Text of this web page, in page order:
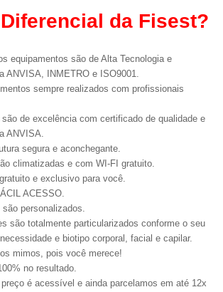
da Fisest?
equipamentos são de Alta Tecnologia e
ANVISA, INMETRO e ISO9001.
sempre realizados com profissionais
de excelência com certificado de qualidade e
ANVISA.
segura e aconchegante.
climatizadas e com WI-FI gratuito.
e exclusivo para você.
ACESSO.
personalizados.
são totalmente particularizados conforme o seu
e biotipo corporal, facial e capilar.
mimos, pois você merece!
no resultado.
é acessível e ainda parcelamos em até 12x